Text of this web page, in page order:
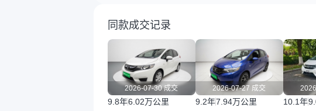
同款成交记录
2026-07-30 成交
9.8年6.02万公里
2026-07-27 成交
9.2年7.94万公里 10.1年